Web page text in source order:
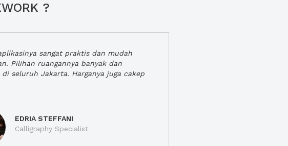
?
sangat praktis dan mudah
Pilihan ruangannya banyak dan
di seluruh Jakarta. Harganya juga cakep
EDRIA STEFFANI
Calligraphy Specialist